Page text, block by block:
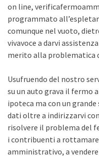
on line,
programmato
comunque nel vuoto,
vivavoce a darvi
merito alla problematica
Usufruendo del nostro
su un auto grava il
ipoteca ma con un
dati oltre a indirizzarvi
risolvere il problema del
i contribuenti a
amministrativo, a